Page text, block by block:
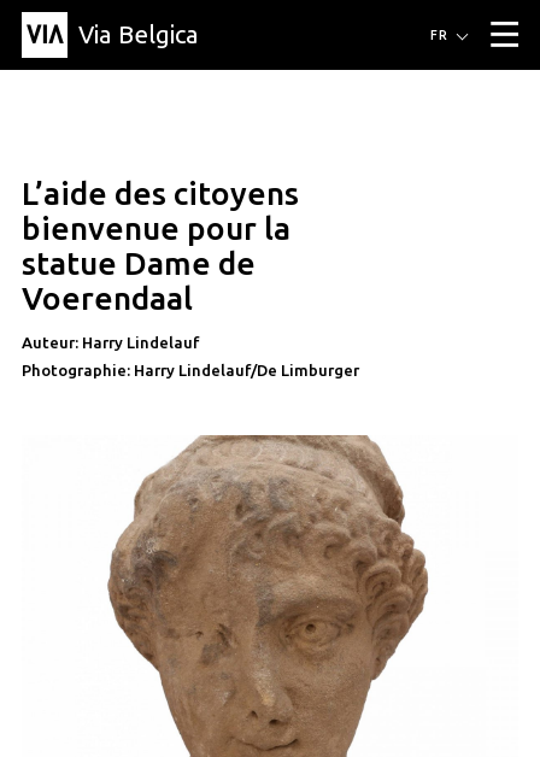
Via Belgica ▼
Article
Éducation
Recette
Amis
À propos de Via Belgica
À propos de via belgica
Recherche
Éducation
Le guide
Organisation
FR
L’aide des citoyens
bienvenue pour la
statue Dame de
Voerendaal
Auteur: Harry Lindelauf
Photographie: Harry Lindelauf/De Limburger